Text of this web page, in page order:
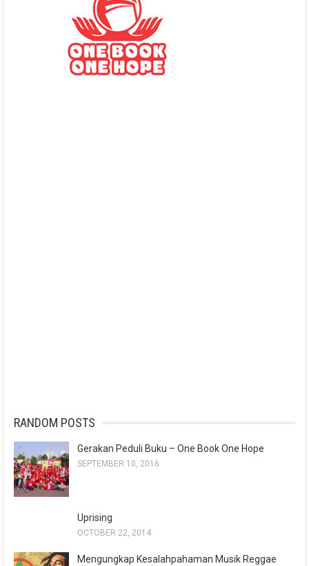
RANDOM POSTS
Gerakan Peduli Buku – One Book One Hope
SEPTEMBER 10, 2016
Uprising
OCTOBER 22, 2014
Mengungkap Kesalahpahaman Musik Reggae